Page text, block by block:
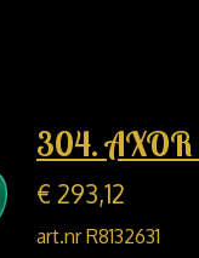
304.
€ 293,12
art.nr R8132631